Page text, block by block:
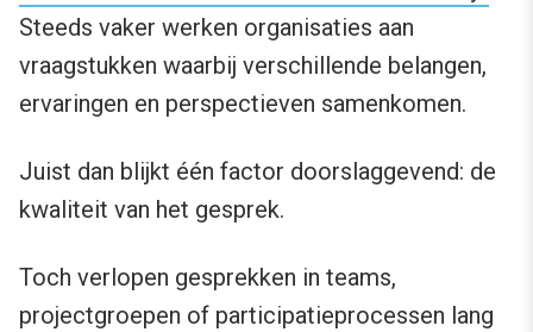
Steeds vaker werken organisaties aan
vraagstukken waarbij verschillende belangen,
ervaringen en perspectieven samenkomen.
Juist dan blijkt één factor doorslaggevend: de
kwaliteit van het gesprek.
Toch verlopen gesprekken in teams,
projectgroepen of participatieprocessen lang